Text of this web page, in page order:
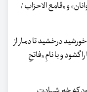
و «قامع الاحزاب /
درخشید تا دمار از
گشود و با نامِ «فاتحِ